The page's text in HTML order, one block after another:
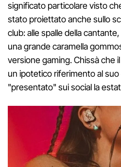
significato particolare visto
stato proiettato anche sullo
club: alle spalle della
una grande caramella
versione gaming. Chissà che
un ipotetico riferimento al
"presentato" sui social la